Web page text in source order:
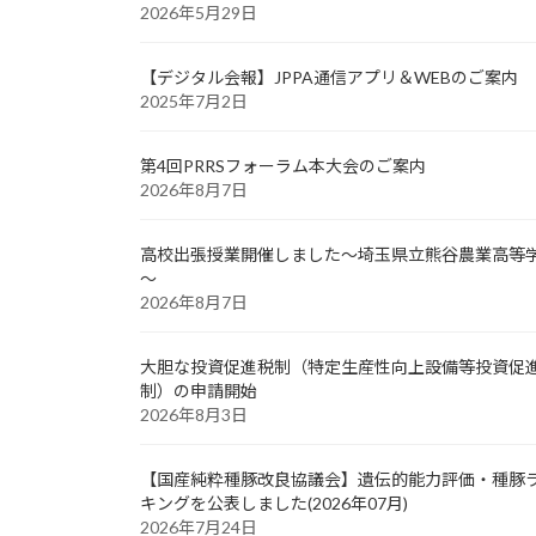
2026年5月29日
【デジタル会報】JPPA通信アプリ＆WEBのご案内
2025年7月2日
第4回PRRSフォーラム本大会のご案内
2026年8月7日
高校出張授業開催しました～埼玉県立熊谷農業高等
～
2026年8月7日
大胆な投資促進税制（特定生産性向上設備等投資促
制）の申請開始
2026年8月3日
【国産純粋種豚改良協議会】遺伝的能力評価・種豚
キングを公表しました(2026年07月)
2026年7月24日